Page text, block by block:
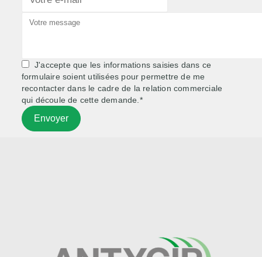
J'accepte que les informations saisies dans ce
formulaire soient utilisées pour permettre de me
recontacter dans le cadre de la relation commerciale
qui découle de cette demande.*